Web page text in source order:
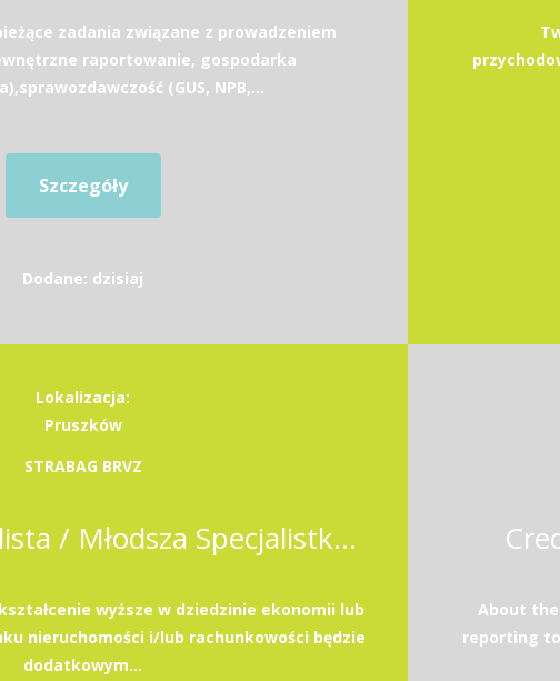
zadania związane z prowadzeniem
raportowanie, gospodarka
(GUS, NPB,...
Szczegóły
Dodane: dzisiaj
Lokalizacja:
Pruszków
STRABAG BRVZ
Młodszy Specjalista / Młodsza Specjalistka w dziale Corporate Real Estate Management
wyższe w dziedzinie ekonomii lub
nieruchomości i/lub rachunkowości będzie
dodatkowym...
About
reporting to